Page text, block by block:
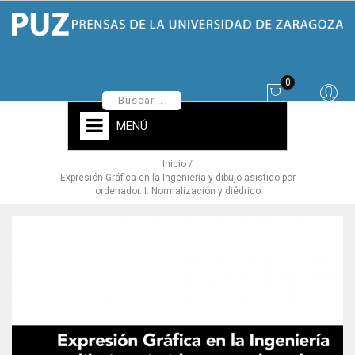
0
MENÚ
Inicio
Expresión Gráfica en la Ingeniería y dibujo asistido por
ordenador. I. Normalización y diédrico